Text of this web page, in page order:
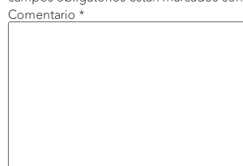
Comentario *